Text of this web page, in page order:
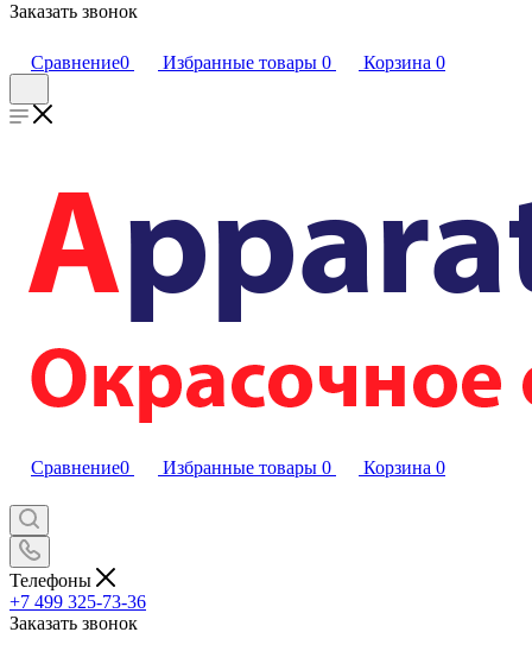
Заказать звонок
Сравнение0 Избранные товары 0 Корзина 0
Сравнение0 Избранные товары 0 Корзина 0
Телефоны
+7 499 325-73-36
Заказать звонок